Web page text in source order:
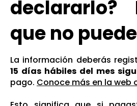
declararlo?
que no
La información deberás
15 días hábiles del mes
pago. Conoce más en la web